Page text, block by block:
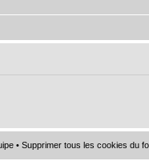
• Supprimer tous les cookies du